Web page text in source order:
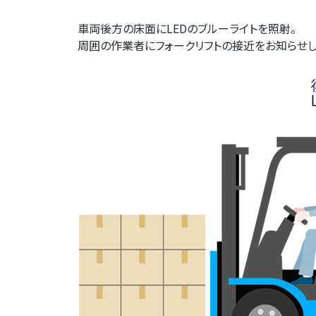
車両後方の床面にLEDのブルーライトを照射。
周囲の作業者にフォークリフトの接近をお知らせし